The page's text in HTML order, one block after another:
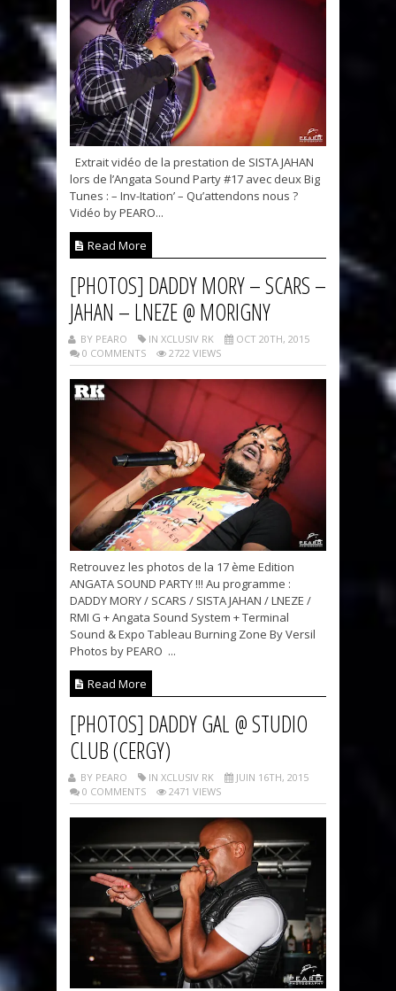
Extrait vidéo de la prestation de SISTA JAHAN
lors de l’Angata Sound Party #17 avec deux Big
Tunes : – Inv-Itation’ – Qu’attendons nous ?
Vidéo by PEARO...
Read More
[PHOTOS] DADDY MORY – SCARS –
JAHAN – LNEZE @ MORIGNY
BY PEARO IN XCLUSIV RK
OCT 20TH, 2015
0 COMMENTS
2722 VIEWS
Retrouvez les photos de la 17 ème Edition
ANGATA SOUND PARTY !!! Au programme :
DADDY MORY / SCARS / SISTA JAHAN / LNEZE /
RMI G + Angata Sound System + Terminal
Sound & Expo Tableau Burning Zone By Versil
Photos by PEARO ...
Read More
[PHOTOS] DADDY GAL @ STUDIO
CLUB (CERGY)
BY PEARO IN XCLUSIV RK
JUIN 16TH, 2015
0 COMMENTS
2471 VIEWS